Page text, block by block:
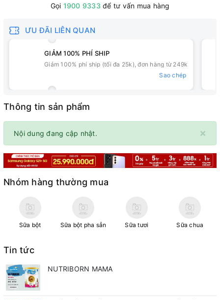
Gọi 1900 9333 để tư vấn mua hàng
ƯU ĐÃI LIÊN QUAN
GIẢM 100% PHÍ SHIP
Giảm 100% phí ship (tối đa 25k), đơn hàng từ 249k
Sao chép
Thông tin sản phẩm
×
Nội dung đang cập nhật.
Nhóm hàng thường mua
Sữa bột Sữa bột pha sẳn Sữa tươi Sữa chua
Tin tức
NUTRIBORN MAMA